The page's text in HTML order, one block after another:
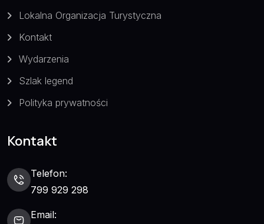
Lokalna Organizacja Turystyczna
Kontakt
Wydarzenia
Szlak legend
Polityka prywatności
Kontakt
Telefon:
799 929 298
Email: